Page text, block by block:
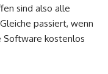
sind also alle
passiert, wenn
Software kostenlos